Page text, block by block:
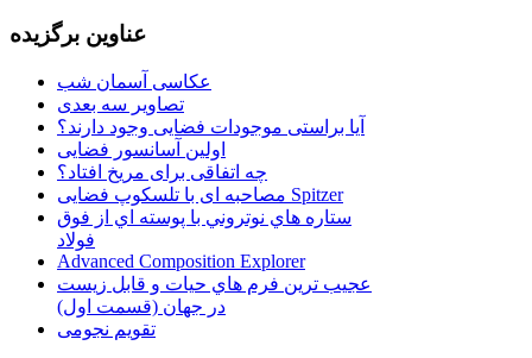
عناوین برگزیده
عکاسی آسمان شب
تصاویر سه بعدی
آیا براستی موجودات فضایی وجود دارند؟
اولین آسانسور فضایی
چه اتفاقی برای مریخ افتاد؟
مصاحبه ای با تلسکوپ فضایی Spitzer
ستاره هاي نوتروني با پوسته اي از فوق
فولاد
Advanced Composition Explorer
عجیب ترین فرم هاي حيات و قابل زيست
در جهان (قسمت اول)
تقویم نجومی